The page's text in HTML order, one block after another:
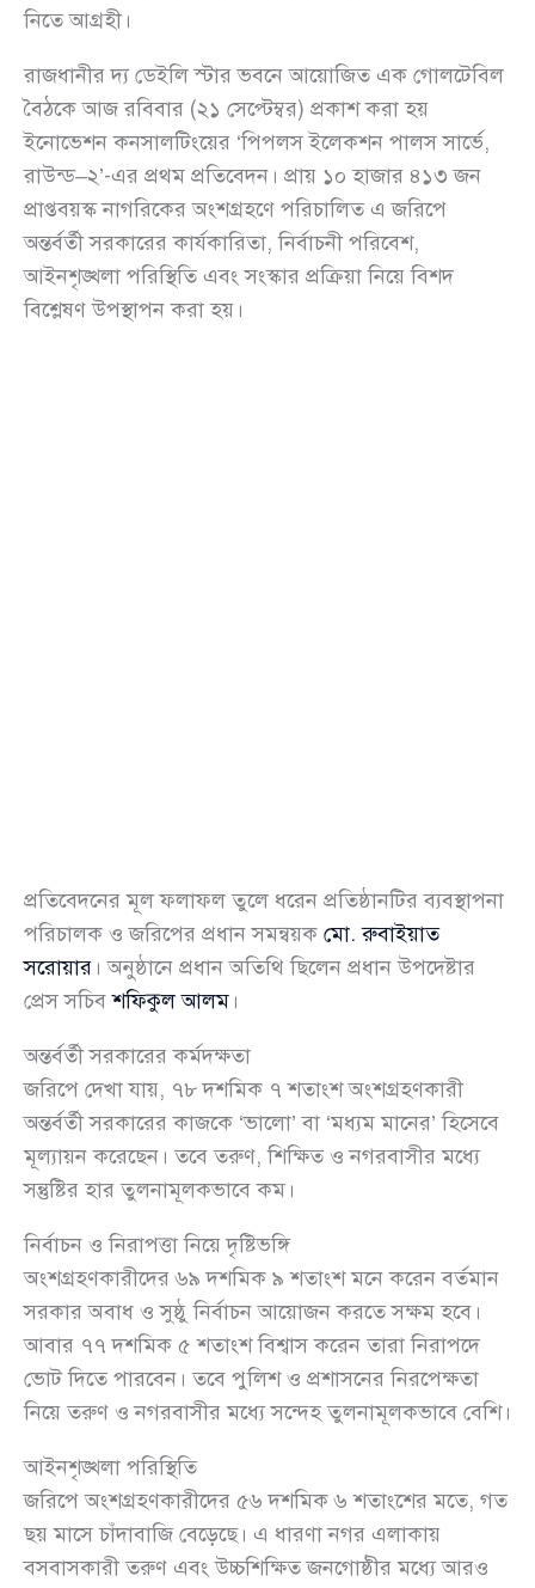
নিতে আগ্রহী।
রাজধানীর দ্য ডেইলি স্টার ভবনে আয়োজিত এক গোলটেবিল
বৈঠকে আজ রবিবার (২১ সেপ্টেম্বর) প্রকাশ করা হয়
ইনোভেশন কনসালটিংয়ের ‘পিপলস ইলেকশন পালস সার্ভে,
রাউন্ড–২’-এর প্রথম প্রতিবেদন। প্রায় ১০ হাজার ৪১৩ জন
প্রাপ্তবয়স্ক নাগরিকের অংশগ্রহণে পরিচালিত এ জরিপে
অন্তর্বর্তী সরকারের কার্যকারিতা, নির্বাচনী পরিবেশ,
আইনশৃঙ্খলা পরিস্থিতি এবং সংস্কার প্রক্রিয়া নিয়ে বিশদ
বিশ্লেষণ উপস্থাপন করা হয়।
প্রতিবেদনের মূল ফলাফল তুলে ধরেন প্রতিষ্ঠানটির ব্যবস্থাপনা
পরিচালক ও জরিপের প্রধান সমন্বয়ক মো. রুবাইয়াত
সরোয়ার । অনুষ্ঠানে প্রধান অতিথি ছিলেন প্রধান উপদেষ্টার
প্রেস সচিবশফিকুল আলম ।
অন্তর্বর্তী সরকারের কর্মদক্ষতা
জরিপে দেখা যায়, ৭৮ দশমিক ৭ শতাংশ অংশগ্রহণকারী
অন্তর্বর্তী সরকারের কাজকে ‘ভালো’ বা ‘মধ্যম মানের’ হিসেবে
মূল্যায়ন করেছেন। তবে তরুণ, শিক্ষিত ও নগরবাসীর মধ্যে
সন্তুষ্টির হার তুলনামূলকভাবে কম।
নির্বাচন ও নিরাপত্তা নিয়ে দৃষ্টিভঙ্গি
অংশগ্রহণকারীদের ৬৯ দশমিক ৯ শতাংশ মনে করেন বর্তমান
সরকার অবাধ ও সুষ্ঠু নির্বাচন আয়োজন করতে সক্ষম হবে।
আবার ৭৭ দশমিক ৫ শতাংশ বিশ্বাস করেন তারা নিরাপদে
ভোট দিতে পারবেন। তবে পুলিশ ও প্রশাসনের নিরপেক্ষতা
নিয়ে তরুণ ও নগরবাসীর মধ্যে সন্দেহ তুলনামূলকভাবে বেশি।
আইনশৃঙ্খলা পরিস্থিতি
জরিপে অংশগ্রহণকারীদের ৫৬ দশমিক ৬ শতাংশের মতে, গত
ছয় মাসে চাঁদাবাজি বেড়েছে। এ ধারণা নগর এলাকায়
বসবাসকারী তরুণ এবং উচ্চশিক্ষিত জনগোষ্ঠীর মধ্যে আরও